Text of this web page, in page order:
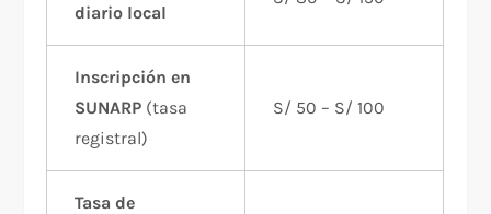
diario local
Inscripción en
SUNARP (tasa
registral)
S/ 50 – S/ 100
Tasa de